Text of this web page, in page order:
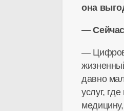
она
— Сейчас
—
давно
услуг,